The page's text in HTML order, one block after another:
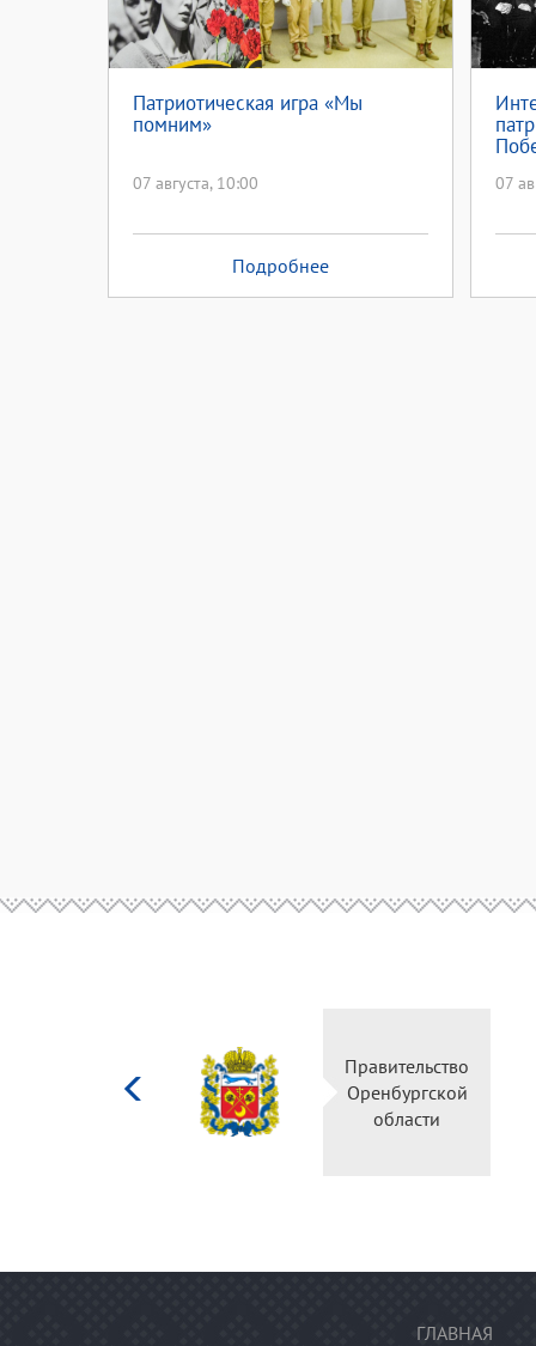
Патриотическая игра «Мы
помним»
07 августа, 10:00
Подробнее
07
Правительство
Оренбургской
области
ГЛАВНАЯ